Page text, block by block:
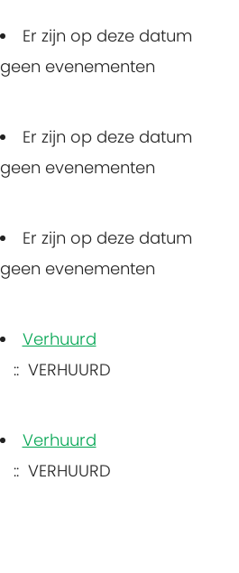
Er zijn op deze datum
geen evenementen
Er zijn op deze datum
geen evenementen
Er zijn op deze datum
geen evenementen
Verhuurd
:: VERHUURD
Verhuurd
:: VERHUURD